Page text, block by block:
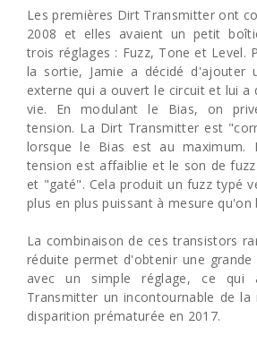
Les premières Dirt Transmitter ont
2008 et elles avaient un petit
trois réglages : Fuzz, Tone et Level.
la sortie, Jamie a décidé d'ajouter
externe qui a ouvert le circuit et lui a
vie. En modulant le Bias, on
tension. La Dirt Transmitter est
lorsque le Bias est au maximum.
tension est affaiblie et le son de
et "gaté". Cela produit un fuzz typé
plus en plus puissant à mesure qu'on
La combinaison de ces transistors
réduite permet d'obtenir une
avec un simple réglage, ce
Transmitter un incontournable de la
disparition prématurée en 2017.